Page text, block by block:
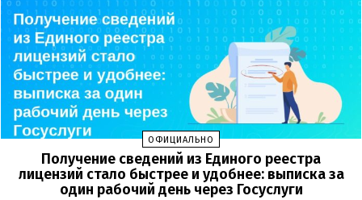
ОФИЦИАЛЬНО
Получение сведений из Единого реестра
лицензий стало быстрее и удобнее: выписка за
один рабочий день через Госуслуги